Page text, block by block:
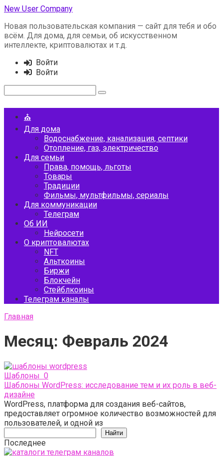
Перейти
контенту
New User Company
Новая пользовательская компания — сайт для тебя и обо
всём. Для дома, для семьи, об искусственном
интеллекте, криптовалютах и т.д.
Войти
Войти
⛪️
Для дома
Водоснабжение, канализация, септики
Отопление, газ, электричество
Для семьи
Права, помощь, льготы
Товары
Традиции
Фильмы, мультфильмы, сериалы
Для коммуникации
Телеграм
Об ИИ
Нейросети
О криптовалютах
NFT
Альткоины
Биржи
Блокчейн
Стейблкоины
Телеграм каналы
Главная
Месяц: Февраль 2024
Шаблоны 0
Шаблоны WordPress: исследование тем и их роль в веб-
дизайне
WordPress, платформа для создания веб-сайтов,
предоставляет огромное количество возможностей для
пользователей, и одной из
Найти
Последнее